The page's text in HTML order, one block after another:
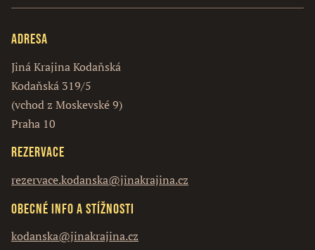
Adresa
Jiná Krajina Kodaňská
Kodaňská 319/5
(vchod z Moskevské 9)
Praha 10
Rezervace
rezervace.kodanska@jinakrajina.cz
Obecné info a stížnosti
kodanska@jinakrajina.cz